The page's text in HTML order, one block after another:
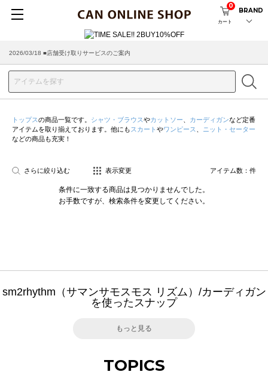
カート
0
BRAND
2026/03/18 ■店舗受け取りサービスのご案内
トップスの商品一覧です。 シャツ・ブラウスやカットソー カーディガンなど定番
アイテムを取り揃えております。他にも スカート やワンピース
ニット・セーター
などの商品も充実！
さらに絞り込む 表示変更 アイテム数： 件
条件に一致する商品は見つかりませんでした。
お手数ですが、検索条件を変更してください。
sm2rhythm（サマンサモスモス リズム）/カーディガン
を使ったスナップ
もっと見る
TOPICS